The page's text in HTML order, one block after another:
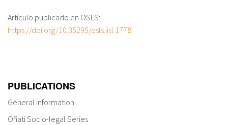
Artículo publicado en OSLS:
https://doi.org/10.35295/osls.iisl.1778
PUBLICATIONS
General information
Oñati Socio-legal Series